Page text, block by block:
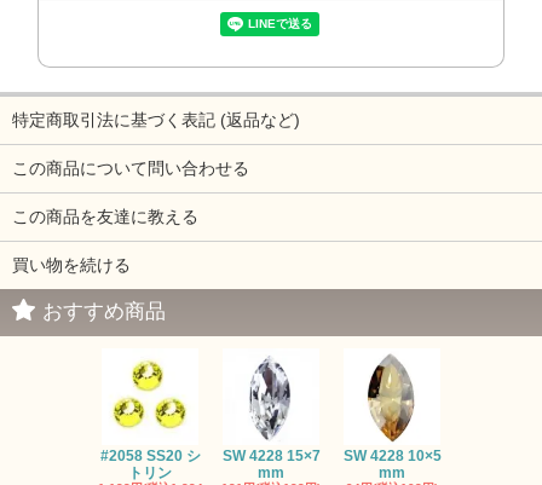
特定商取引法に基づく表記 (返品など)
この商品について問い合わせる
この商品を友達に教える
買い物を続ける
おすすめ商品
#2058 SS20 シ
トリン
SW 4228 15×7
mm
SW 4228 10×5
mm